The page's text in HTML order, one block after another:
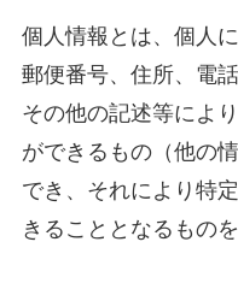
個人情報とは、個人
郵便番号、住所、電
その他の記述等によ
ができるもの（他の
でき、それにより特
きることとなるもの